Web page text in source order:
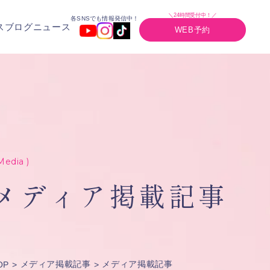
ブログニュース
各SNSでも情報発信中！
＼24時間受付中！／
WEB予約
)
ディア掲載記事
メディア掲載記事 メディア掲載記事